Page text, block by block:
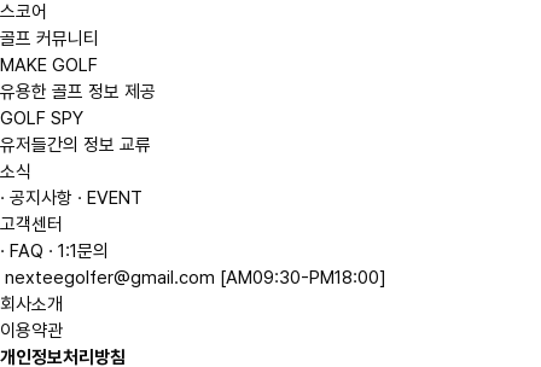
스코어
골프 커뮤니티
MAKE GOLF
유용한 골프 정보 제공
GOLF SPY
유저들간의 정보 교류
소식
· 공지사항 · EVENT
고객센터
· FAQ · 1:1문의
nexteegolfer@gmail.com [AM09:30-PM18:00]
회사소개
이용약관
개인정보처리방침